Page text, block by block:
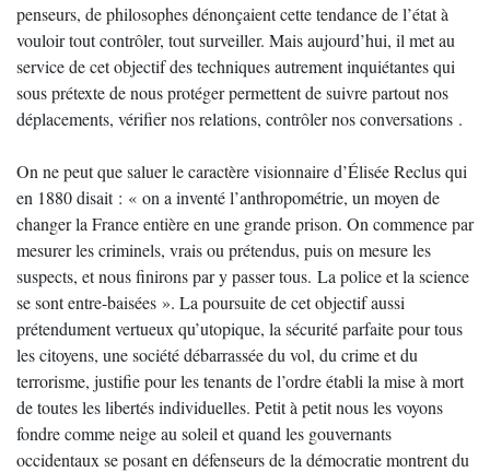
penseurs, de philosophes dénonçaient cette tendance de l’état à
vouloir tout contrôler, tout surveiller. Mais aujourd’hui, il met au
service de cet objectif des techniques autrement inquiétantes qui
sous prétexte de nous protéger permettent de suivre partout nos
déplacements, vérifier nos relations, contrôler nos conversations .
On ne peut que saluer le caractère visionnaire d’Élisée Reclus qui
en 1880 disait : « on a inventé l’anthropométrie, un moyen de
changer la France entière en une grande prison. On commence par
mesurer les criminels, vrais ou prétendus, puis on mesure les
suspects, et nous finirons par y passer tous. La police et la science
se sont entre-baisées ». La poursuite de cet objectif aussi
prétendument vertueux qu’utopique, la sécurité parfaite pour tous
les citoyens, une société débarrassée du vol, du crime et du
terrorisme, justifie pour les tenants de l’ordre établi la mise à mort
de toutes les libertés individuelles. Petit à petit nous les voyons
fondre comme neige au soleil et quand les gouvernants
occidentaux se posant en défenseurs de la démocratie montrent du